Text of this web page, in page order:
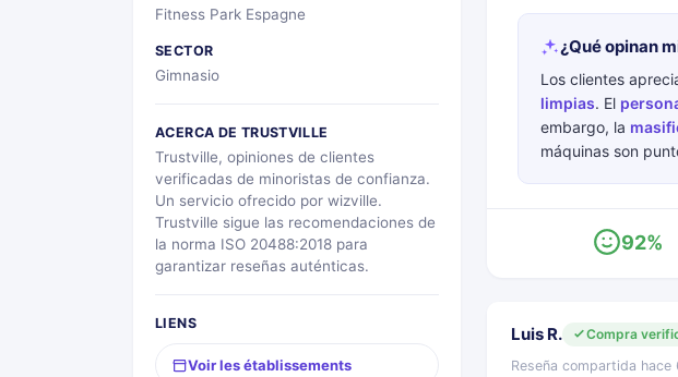
Fitness Park Espagne
SECTOR
Gimnasio
ACERCA DE TRUSTVILLE
Trustville, opiniones de clientes
verificadas de minoristas de confianza.
Un servicio ofrecido por wizville.
Trustville sigue las recomendaciones de
la norma ISO 20488:2018 para
garantizar reseñas auténticas.
LIENS
Voir les établissements
¿Qué opinan
Los clientes
limpias. El
embargo, la
máquinas son
92%
Luis R.
Compra
Reseña compartida hace